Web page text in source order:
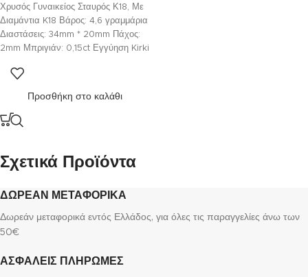
Χρυσός Γυναικείος Σταυρός Κ18, Με
Διαμάντια K18 Βάρος: 4,6 γραμμάρια
Διαστάσεις: 34mm * 20mm Πάχος:
2mm Μπριγιάν: 0,15ct Εγγύηση Kirki
στο κατάστημα μεγάλη ποικιλία
συνοδεύσουν τον σταυρό της
επιλογής σας! Επικοινωνήστε μαζί
Προσθήκη στο καλάθι
Σχετικά Προϊόντα
ΔΩΡΕΑΝ ΜΕΤΑΦΟΡΙΚΑ
Δωρεάν μεταφορικά εντός Ελλάδος, για όλες τις παραγγελίες άνω των
50€
ΑΣΦΑΛΕΙΣ ΠΛΗΡΩΜΕΣ